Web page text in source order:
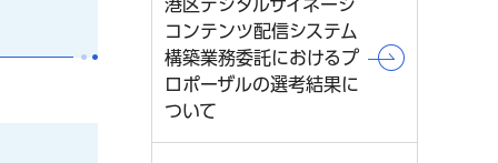
港区デジタルサイネージ
コンテンツ配信システム
構築業務委託におけるプ
ロポーザルの選考結果に
ついて